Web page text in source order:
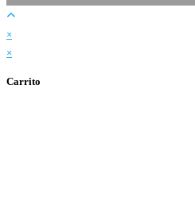
×
×
Carrito